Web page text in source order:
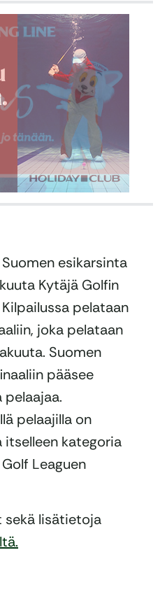
esikarsinta
Kytäjä Golfin
pelataan
joka pelataan
Suomen
pääsee
pelaajaa.
pelaajilla on
itselleen kategoria
Leaguen
lisätietoja